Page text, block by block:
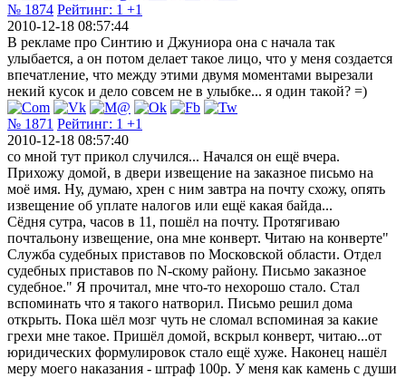
№ 1874 Рейтинг: 1 +1
2010-12-18 08:57:44
В рекламе про Синтию и Джуниора она с начала так
улыбается, а он потом делает такое лицо, что у меня создается
впечатление, что между этими двумя моментами вырезали
некий кусок и дело совсем не в улыбке... я один такой? =)
№ 1871 Рейтинг: 1 +1
2010-12-18 08:57:40
со мной тут прикол случился... Начался он ещё вчера.
Прихожу домой, в двери извещение на заказное письмо на
моё имя. Ну, думаю, хрен с ним завтра на почту схожу, опять
извещение об уплате налогов или ещё какая байда...
Сёдня сутра, часов в 11, пошёл на почту. Протягиваю
почтальону извещение, она мне конверт. Читаю на конверте"
Служба судебных приставов по Московской области. Отдел
судебных приставов по N-скому району. Письмо заказное
судебное." Я прочитал, мне что-то нехорошо стало. Стал
вспоминать что я такого натворил. Письмо решил дома
открыть. Пока шёл мозг чуть не сломал вспоминая за какие
грехи мне такое. Пришёл домой, вскрыл конверт, читаю...от
юридических формулировок стало ещё хуже. Наконец нашёл
меру моего наказания - штраф 100р. У меня как камень с души